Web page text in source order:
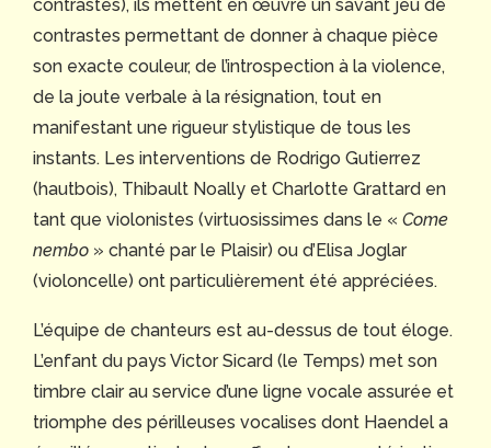
contrastés), ils mettent en œuvre un savant jeu de
contrastes permettant de donner à chaque pièce
son exacte couleur, de l’introspection à la violence,
de la joute verbale à la résignation, tout en
manifestant une rigueur stylistique de tous les
instants. Les interventions de Rodrigo Gutierrez
(hautbois), Thibault Noally et Charlotte Grattard en
tant que violonistes (virtuosissimes dans le « Come
nembo » chanté par le Plaisir) ou d’Elisa Joglar
(violoncelle) ont particulièrement été appréciées.
L’équipe de chanteurs est au-dessus de tout éloge.
L’enfant du pays Victor Sicard (le Temps) met son
timbre clair au service d’une ligne vocale assurée et
triomphe des périlleuses vocalises dont Haendel a